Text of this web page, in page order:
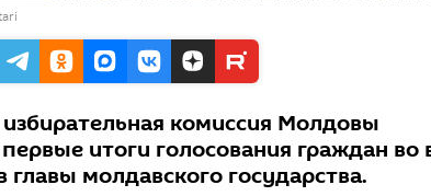
комиссия Молдовы
итоги голосования граждан во
молдавского государства.